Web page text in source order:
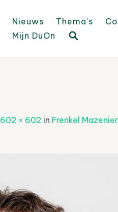
Nieuws Thema’s
Mijn DuOn
602 × 602 in Frenkel